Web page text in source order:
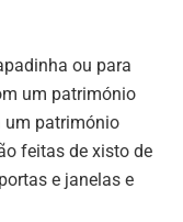
ou para
um património
um património
feitas de xisto de
e janelas e